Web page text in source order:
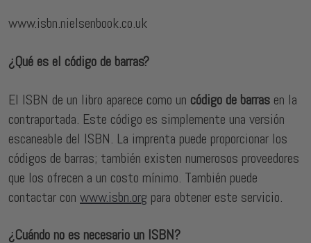
www.isbn.nielsenbook.co.uk
¿Qué es el código de barras?
El ISBN de un libro aparece como un código de barras en la
contraportada. Este código es simplemente una versión
escaneable del ISBN. La imprenta puede proporcionar los
códigos de barras; también existen numerosos proveedores
que los ofrecen a un costo mínimo. También puede
contactar con www.isbn.org para obtener este servicio.
¿Cuándo no es necesario un ISBN?